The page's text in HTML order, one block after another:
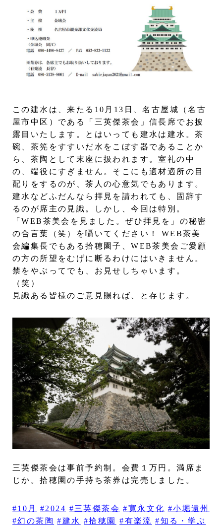
この建水は、来たる10月13日、名古屋城（名古
屋市中区）である「三英傑茶会」信長席でお披
露目いたします。とはいっても建水は建水。茶
碗、茶筅をすすいだ水をこぼす器であることか
ら、茶陶として末座に扱われます。室礼の中
の、端役にすぎません。そこにも適材適所の目
配りをするのが、茶人の心意気でもあります。
建水などふだんなら拝見を請われても、固辞す
るのが席主の見識。しかし、今回は特別。
「WEB茶美会を見ました。ぜひ拝見を」の秘密
の合言葉（笑）を囁いてください！ WEB茶美
会編集長でもある拾穂園子、WEB茶美会ご愛顧
の方の所望をむげに断るわけにはいきません。
禁をやぶってでも、お見せしちゃいます。
（笑）
見識ある皆様のご意見賜れば、と存じます。
三英傑茶会は事前予約制。会費１万円。満席ま
じか。拾穂園の手持ち茶券は完売しました。
#10月 #2024 #三英傑茶会 #寛永文化 #小堀遠州
#幻の茶陶 #建水 #拾穂園 #有楽流 #知る・学ぶ